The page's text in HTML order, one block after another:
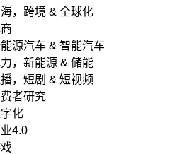
境 & 全球化
车 & 智能汽车
能源 & 储能
剧 & 短视频
研究